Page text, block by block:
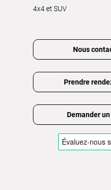
4x4 et SUV
Nous
Prendre
Demander